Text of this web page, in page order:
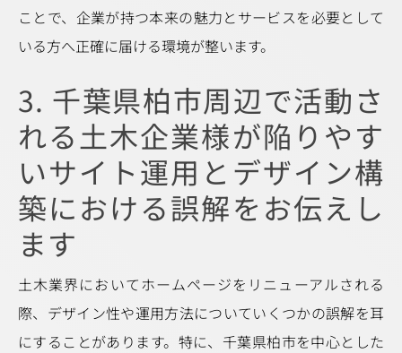
ことで、企業が持つ本来の魅力とサービスを必要として
いる方へ正確に届ける環境が整います。
3. 千葉県柏市周辺で活動さ
れる土木企業様が陥りやす
いサイト運用とデザイン構
築における誤解をお伝えし
ます
土木業界においてホームページをリニューアルされる
際、デザイン性や運用方法についていくつかの誤解を耳
にすることがあります。特に、千葉県柏市を中心とした